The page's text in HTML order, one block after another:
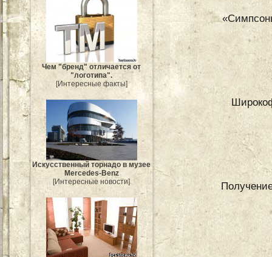
Чем "бренд" отличается от
"логотипа".
[Интересные факты]
Искусственный торнадо в музее
Mercedes-Benz
[Интересные новости]